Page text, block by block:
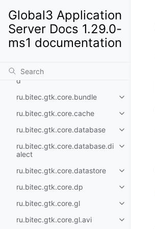
Global3 Application
Server Docs 1.29.0-
ms1 documentation
ru.bitec.gtk.core
ru.bitec.gtk.core.actor
ru.bitec.gtk.core.browsercm
d
ru.bitec.gtk.core.bundle
ru.bitec.gtk.core.cache
ru.bitec.gtk.core.database
ru.bitec.gtk.core.database.di
alect
ru.bitec.gtk.core.datastore
ru.bitec.gtk.core.dp
ru.bitec.gtk.core.gl
ru.bitec.gtk.core.gl.avi